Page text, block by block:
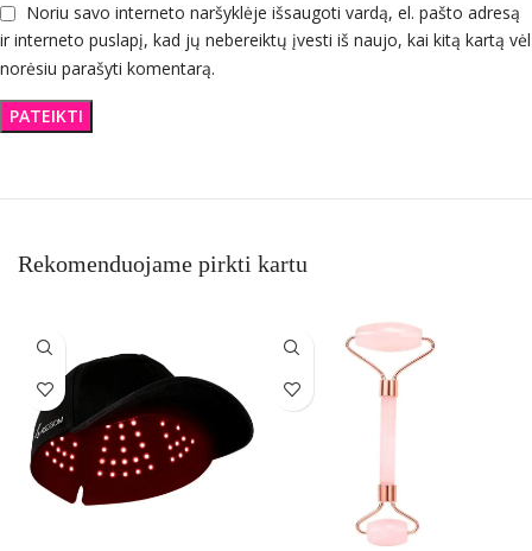
Noriu savo interneto naršyklėje išsaugoti vardą, el. pašto adresą
ir interneto puslapį, kad jų nebereiktų įvesti iš naujo, kai kitą kartą vėl
norėsiu parašyti komentarą.
Rekomenduojame pirkti kartu